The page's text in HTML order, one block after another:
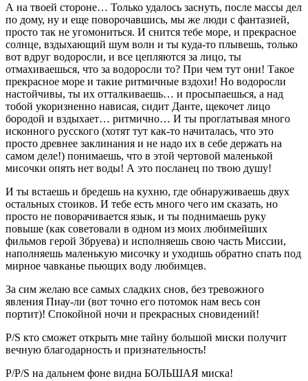
А на твоей стороне… Только удалось заснуть, после массы дел
по дому, ну и еще поворочавшись, мы же люди с фантазией,
просто так не угомониться. И снится тебе море, и прекрасное
солнце, вздыхающий шум волн и ты куда-то плывешь, только
вот вдруг водоросли, и все цепляются за лицо, ты
отмахиваешься, что за водоросли то? При чем тут они! Такое
прекрасное море и такие ритмичные вздохи! Но водоросли
настойчивы, ты их отталкиваешь… и просыпаешься, а над
тобой укоризненно нависая, сидит Данте, щекочет лицо
бородой и вздыхает… ритмично… И ты проглатывая много
исконного русского (хотят тут как-то начиталась, что это
просто древнее заклинания и не надо их в себе держать на
самом деле!) понимаешь, что в этой чертовой маленькой
мисочки опять нет воды! А это посланец по твою душу!
И ты встаешь и бредешь на кухню, где обнаруживаешь двух
остальных стоиков. И тебе есть много чего им сказать, но
просто не поворачивается язык, и ты поднимаешь руку
повыше (как советовали в одном из моих любимейших
фильмов герой Збруева) и исполняешь свою часть Миссии,
наполняешь маленькую мисочку и уходишь обратно спать под
мирное чавканье пьющих воду любимцев.
За сим желаю все самых сладких снов, без тревожного
явления Пиау-ли (вот точно его потомок нам весь сон
портит)! Спокойной ночи и прекрасных сновидений!
P/S кто сможет открыть мне тайну большой миски получит
вечную благодарность и признательность!
Р/P/S на дальнем фоне видна БОЛЬШАЯ миска!